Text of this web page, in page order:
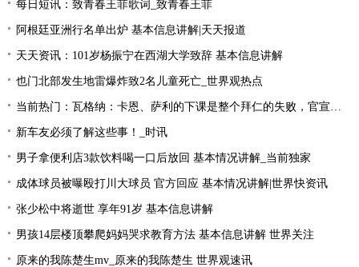
每日短讯：致青春王菲歌词_致青春王菲
阿根廷亚洲行名单出炉 基本信息讲解|天天报道
天天资讯：101岁杨振宁在西湖大学致辞 基本信息讲解
也门北部发生地雷爆炸致2名儿童死亡_世界观热点
当前热门：瓦格纳：卡恩、萨利的下课是整个拜仁的失败，官宣的时机让我无言
新车友必须了解这些事！_时讯
男子拿便利店3款饮料喝一口后放回 基本情况讲解_当前独家
成体球员被曝殴打川大球员 官方回应 基本情况讲解|世界快资讯
张少松中将逝世 享年91岁 基本信息讲解
男孩14层楼顶攀爬妈妈哭求教育方法 基本信息讲解 世界关注
原来的我陈楚生mv_原来的我陈楚生 世界观速讯